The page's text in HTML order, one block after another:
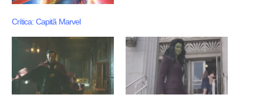
Crítica: Capitã Marvel